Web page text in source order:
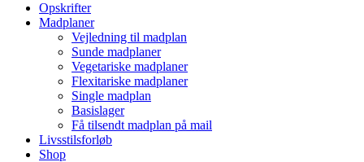
Opskrifter
Madplaner
Vejledning til madplan
Sunde madplaner
Vegetariske madplaner
Flexitariske madplaner
Single madplan
Basislager
Få tilsendt madplan på mail
Livsstilsforløb
Shop